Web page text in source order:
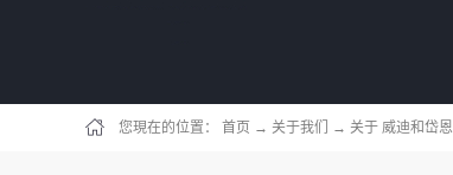
您現在的位置： 首页 → 关于我们 → 关于 威迪和岱恩